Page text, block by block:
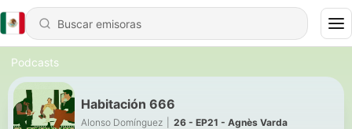
Podcasts
Habitación 666
Alonso Domínguez 26 - EP21 - Agnès Varda